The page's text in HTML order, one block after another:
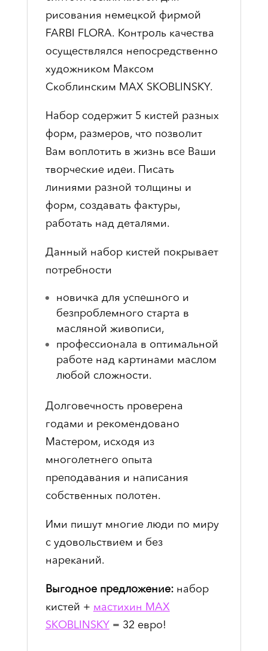
рисования немецкой фирмой
FARBI FLORA. Контроль качества
осуществлялся непосредственно
художником Максом
Скоблинским MAX SKOBLINSKY.
Набор содержит 5 кистей разных
форм, размеров, что позволит
Вам воплотить в жизнь все Ваши
творческие идеи. Писать
линиями разной толщины и
форм, создавать фактуры,
работать над деталями.
Данный набор кистей покрывает
потребности
новичка для успешного и
безпроблемного старта в
масляной живописи,
профессионала в оптимальной
работе над картинами маслом
любой сложности.
Долговечность проверена
годами и рекомендовано
Мастером, исходя из
многолетнего опыта
преподавания и написания
собственных полотен.
Ими пишут многие люди по миру
с удовольствием и без
нареканий.
Выгодное предложение:набор
кистей + мастихин MAX
SKOBLINSKY= 32 евро!